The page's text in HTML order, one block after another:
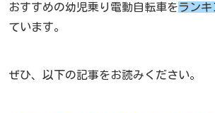
おすすめの幼児乗り電動自転車をランキ
ています。
ぜひ、以下の記事をお読みください。